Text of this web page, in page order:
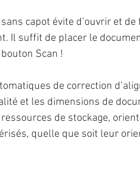
capot évite d’ouvrir et
Il suffit de placer le
Scan !
de correction
et les dimensions de
de stockage,
quelle que soit leur